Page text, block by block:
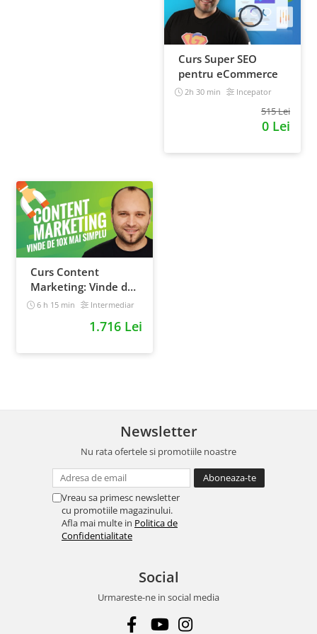
Curs Super SEO
pentru eCommerce
2h 30 min Incepator
515 Lei
0 Lei
Curs Content
Marketing: Vinde de
10x mai simplu
6 h 15 min Intermediar
1.716 Lei
Newsletter
Nu rata ofertele si promotiile noastre
Vreau sa primesc newsletter
cu promotiile magazinului.
Afla mai multe in Politica de
Confidentialitate
Social
Urmareste-ne in social media